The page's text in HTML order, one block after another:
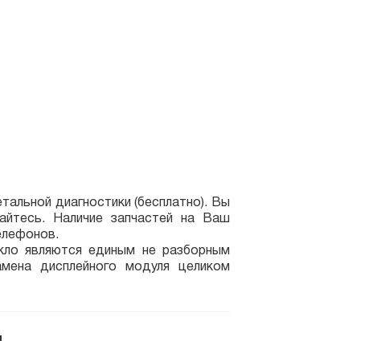
диагностики (бесплатно). Вы
Наличие запчастей на Ваш
являются единым не разборным
дисплейного модуля целиком